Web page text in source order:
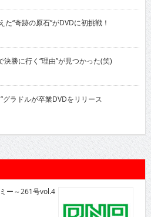
“奇跡の原石”がDVDに初挑戦！
勝に行く“理由”が見つかった(笑)
ラドルが卒業DVDをリリース
ー～261号vol.4